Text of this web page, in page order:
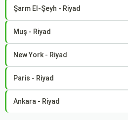
Şarm El-Şeyh - Riyad
Muş - Riyad
New York - Riyad
Paris - Riyad
Ankara - Riyad